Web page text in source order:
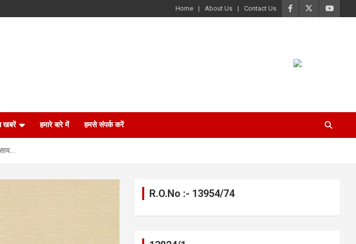
Home About Us Contact Us
खबरें हमारे बारे में हमसे संपर्क करें
R.O.No :- 13954/74